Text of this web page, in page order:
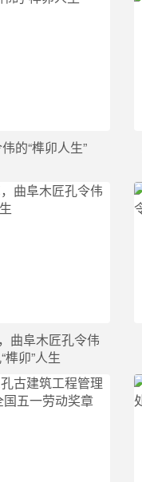
的“榫卯人生”
曲阜木匠孔令伟
榫卯”人生